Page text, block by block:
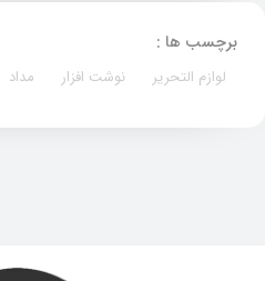
برچسب ها :
لوازم التحریر نوشت افزار مداد